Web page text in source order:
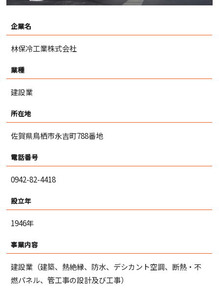
企業名
林保冷工業株式会社
業種
建設業
所在地
佐賀県鳥栖市永吉町788番地
電話番号
0942-82-4418
設立年
1946年
事業内容
建設業（建築、熱絶縁、防水、デシカント空調、断熱・不
燃パネル、管工事の設計及び工事）